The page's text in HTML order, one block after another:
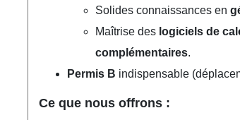
Solides connaissances en
Maîtrise des logiciels de
complémentaires.
Permis B indispensable
Ce que nous offrons :